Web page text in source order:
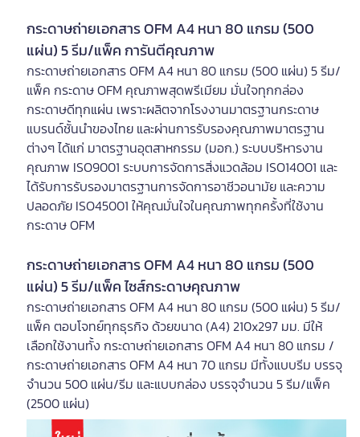
กระดาษถ่ายเอกสาร OFM A4 หนา 80 แกรม (500
แผ่น) 5 รีม/แพ็ค การันตีคุณภาพ
กระดาษถ่ายเอกสาร OFM A4 หนา 80 แกรม (500 แผ่น) 5 รีม/
แพ็ค กระดาษ OFM คุณภาพสุดพรีเมียม มั่นใจทุกกล่อง
กระดาษดีทุกแผ่น เพราะผลิตจากโรงงานมาตรฐานกระดาษ
แบรนด์ชั้นนำของไทย และผ่านการรับรองคุณภาพมาตรฐาน
ต่างๆ ได้แก่ มาตรฐานอุตสาหกรรม (มอก.) ระบบบริหารงาน
คุณภาพ ISO9001 ระบบการจัดการสิ่งแวดล้อม ISO14001 และ
ได้รับการรับรองมาตรฐานการจัดการอาชีวอนามัย และความ
ปลอดภัย ISO45001 ให้คุณมั่นใจในคุณภาพทุกครั้งที่ใช้งาน
กระดาษ OFM
กระดาษถ่ายเอกสาร OFM A4 หนา 80 แกรม (500
แผ่น) 5 รีม/แพ็ค ไซส์กระดาษคุณภาพ
กระดาษถ่ายเอกสาร OFM A4 หนา 80 แกรม (500 แผ่น) 5 รีม/
แพ็ค ตอบโจทย์ทุกธุรกิจ ด้วยขนาด (A4) 210x297 มม. มีให้
เลือกใช้งานทั้ง กระดาษถ่ายเอกสาร OFM A4 หนา 80 แกรม /
กระดาษถ่ายเอกสาร OFM A4 หนา 70 แกรม มีทั้งแบบรีม บรรจุ
จำนวน 500 แผ่น/รีม และแบบกล่อง บรรจุจำนวน 5 รีม/แพ็ค
(2500 แผ่น)